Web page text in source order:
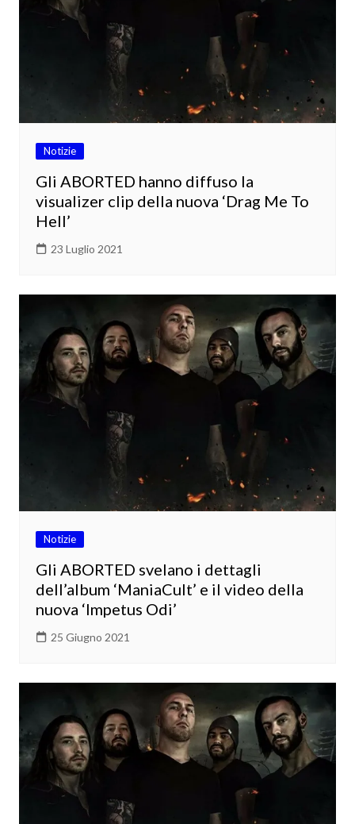
Notizie
Gli ABORTED hanno diffuso la
visualizer clip della nuova ‘Drag Me To
Hell’
23 Luglio 2021
Notizie
Gli ABORTED svelano i dettagli
dell’album ‘ManiaCult’ e il video della
nuova ‘Impetus Odi’
25 Giugno 2021